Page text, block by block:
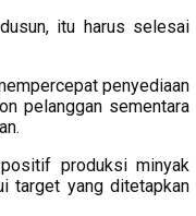
itu harus selesai
penyediaan
pelanggan sementara
produksi minyak
target yang ditetapkan